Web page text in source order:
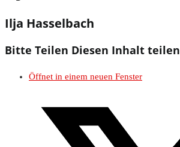
Ilja Hasselbach
Bitte Teilen Diesen Inhalt teilen
Öffnet in einem neuen Fenster